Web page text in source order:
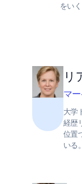
をい
リ
マ
大学
経歴
位置
いる。